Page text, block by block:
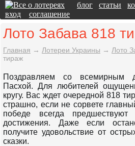
блог статьи
вход
соглашение
Лото Забава 818
Главная → Лотереи Украины → Лото
тираж
Поздравляем со всемирным
Пасхой. Для любителей
кругу. Вас ждет очередной 818
страшно, если не сорвете
победе всегда
достижения. Даже если
получите удовольствие от
сказки.